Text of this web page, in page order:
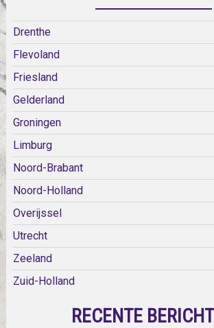
Drenthe
Flevoland
Friesland
Gelderland
Groningen
Limburg
Noord-Brabant
Noord-Holland
Overijssel
Utrecht
Zeeland
Zuid-Holland
RECENTE